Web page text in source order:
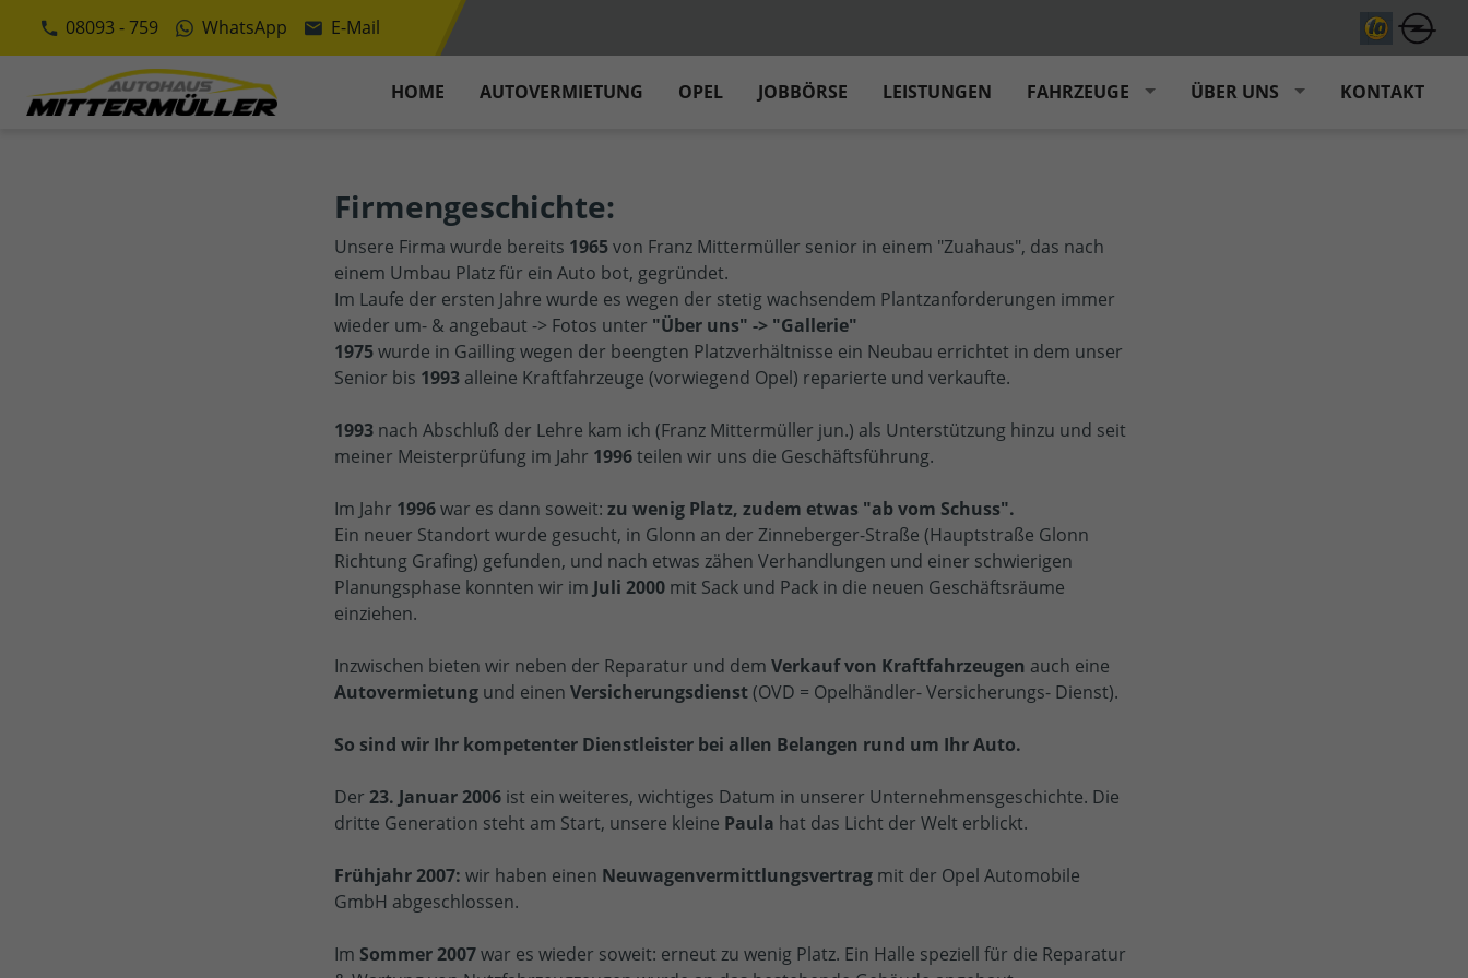
08093 - 759 WhatsApp E-Mail
HOME AUTOVERMIETUNG OPEL JOBBÖRSE LEISTUNGEN FAHRZEUGE ÜBER UNS KONTAKT
Firmengeschichte:
Unsere Firma wurde bereits 1965von Franz Mittermüller senior in einem "Zuahaus", das nach
einem Umbau Platz für ein Auto bot, gegründet.
Im Laufe der ersten Jahre wurde es wegen der stetig wachsendem Plantzanforderungen immer
wieder um- & angebaut -> Fotos unter "Über uns" -> "Gallerie"
1975wurde in Gailling wegen der beengten Platzverhältnisse ein Neubau errichtet in dem unser
Senior bis 1993 alleine Kraftfahrzeuge (vorwiegend Opel) reparierte und verkaufte.
1993 nach Abschluß der Lehre kam ich (Franz Mittermüller jun.) als Unterstützung hinzu und seit
meiner Meisterprüfung im Jahr 1996teilen wir uns die Geschäftsführung.
Im Jahr 1996war es dann soweit: zu wenig Platz, zudem etwas "ab vom Schuss".
Ein neuer Standort wurde gesucht, in Glonn an der Zinneberger-Straße (Hauptstraße Glonn
Richtung Grafing) gefunden, und nach etwas zähen Verhandlungen und einer schwierigen
Planungsphase konnten wir im Juli 2000 mit Sack und Pack in die neuen Geschäftsräume
einziehen.
Inzwischen bieten wir neben der Reparatur und dem Verkauf von Kraftfahrzeugen auch eine
Autovermietung und einen Versicherungsdienst(OVD = Opelhändler- Versicherungs- Dienst).
So sind wir Ihr kompetenter Dienstleister bei allen Belangen rund um Ihr Auto.
Der 23. Januar 2006 ist ein weiteres, wichtiges Datum in unserer Unternehmensgeschichte. Die
dritte Generation steht am Start, unsere kleine Paula hat das Licht der Welt erblickt.
Frühjahr 2007: wir haben einen Neuwagenvermittlungsvertrag mit der Opel Automobile
GmbH abgeschlossen.
Im Sommer 2007war es wieder soweit: erneut zu wenig Platz. Ein Halle speziell für die Reparatur